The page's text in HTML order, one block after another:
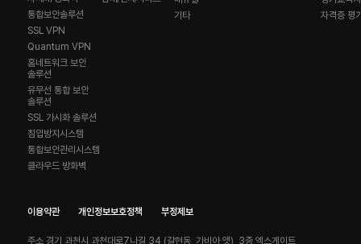
통합보안솔루션
SSL VPN
Quantum VPN
홈네트워크 보안
솔루션
유무선 통합 보안
솔루션
SSL 가시화 솔루션
침입방지시스템
통합보안관리시스템
클라우드 방화벽
기타
자격증 평
이용약관 개인정보보호정책 부정제보
주소 경기 과천시 과천대로7나길 34 (갈현동, 가비아 앳), 3층 엑스게이트